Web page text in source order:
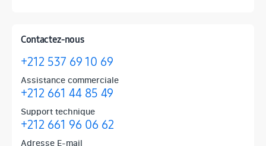
Contactez-nous
+212 537 69 10 69
Assistance commerciale
+212 661 44 85 49
Support technique
+212 661 96 06 62
Adresse E-mail